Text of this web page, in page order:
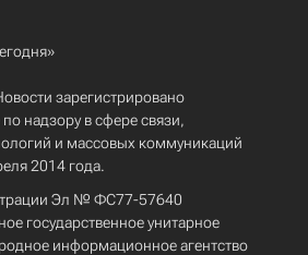
зарегистрировано
надзору в сфере связи,
и массовых коммуникаций
2014 года.
Эл № ФС77-57640
государственное унитарное
информационное агентство